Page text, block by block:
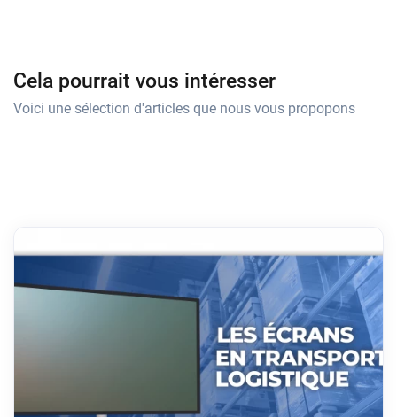
Cela pourrait vous intéresser
Voici une sélection d'articles que nous vous propopons